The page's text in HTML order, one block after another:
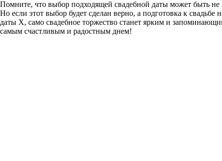
Помните, что выбор подходящей свадебной даты может быть не
Но если этот выбор будет сделан верно, а подготовка к свадьбе
даты Х, само свадебное торжество станет ярким и
самым счастливым и радостным днем!